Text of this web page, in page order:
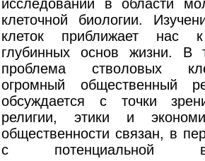
исследований в области
клеточной биологии.
клеток приближает нас
глубинных основ жизни.
проблема стволовых
огромный общественный
обсуждается с точки
религии, этики и
общественности связан, в
с потенциальной